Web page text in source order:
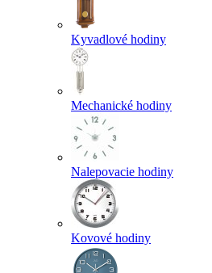
Kyvadlové hodiny
Mechanické hodiny
Nalepovacie hodiny
Kovové hodiny